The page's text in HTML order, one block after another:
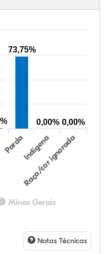
Minas Gerais
PardaIndígena
Raça/cor ignorada
73,75%
0,00% 0,00%
Notas Técnicas